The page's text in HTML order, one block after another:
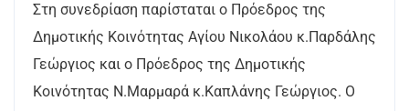
Στη συνεδρίαση παρίσταται ο Πρόεδρος της
Δημοτικής Κοινότητας Αγίου Νικολάου κ.Παρδάλης
Γεώργιος και ο Πρόεδρος της Δημοτικής
Κοινότητας Ν.Μαρμαρά κ.Καπλάνης Γεώργιος. Ο